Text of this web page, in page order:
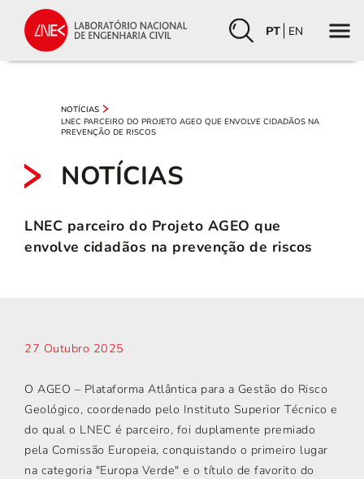
PT EN
NOTÍCIAS
LNEC PARCEIRO DO PROJETO AGEO QUE ENVOLVE CIDADÃOS NA
PREVENÇÃO DE RISCOS
NOTÍCIAS
LNEC parceiro do Projeto AGEO que
envolve cidadãos na prevenção de riscos
27 Outubro 2025
O AGEO – Plataforma Atlântica para a Gestão do Risco
Geológico, coordenado pelo Instituto Superior Técnico e
do qual o LNEC é parceiro, foi duplamente premiado
pela Comissão Europeia, conquistando o primeiro lugar
na categoria "Europa Verde" e o título de favorito do